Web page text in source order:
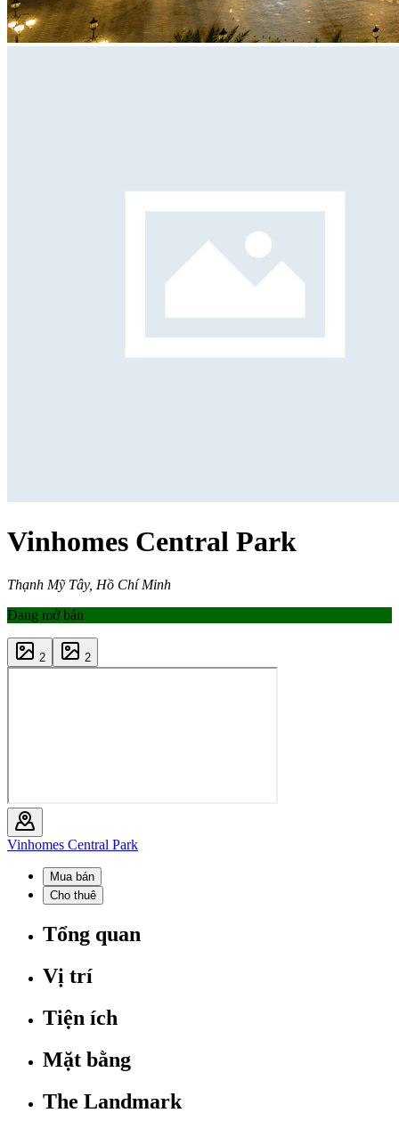
Vinhomes Central Park
Thạnh Mỹ Tây, Hồ Chí Minh
Đang mở bán
2 2
Vinhomes Central Park
Mua bán
Cho thuê
Tổng quan
Vị trí
Tiện ích
Mặt bằng
The Landmark